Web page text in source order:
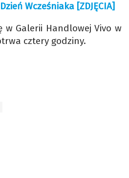
Wcześniaka [ZDJĘCIA]
w Galerii Handlowej Vivo w
cztery godziny.